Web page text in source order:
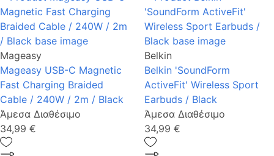
Mageasy
Mageasy USB-C Magnetic
Fast Charging Braided
Cable / 240W / 2m / Black
Άμεσα Διαθέσιμο
34,99 €
Belkin
Belkin 'SoundForm
ActiveFit' Wireless Sport
Earbuds / Black
Άμεσα Διαθέσιμο
34,99 €